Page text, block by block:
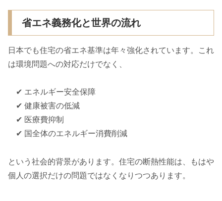
省エネ義務化と世界の流れ
日本でも住宅の省エネ基準は年々強化されています。これ
は環境問題への対応だけでなく、
✔ エネルギー安全保障
✔ 健康被害の低減
✔ 医療費抑制
✔ 国全体のエネルギー消費削減
という社会的背景があります。住宅の断熱性能は、もはや
個人の選択だけの問題ではなくなりつつあります。